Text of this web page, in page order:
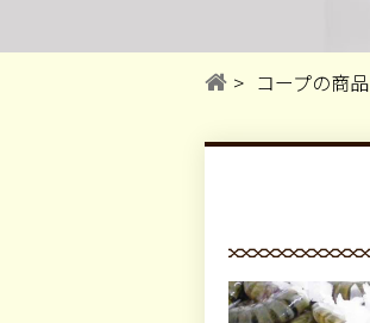
コープの商品